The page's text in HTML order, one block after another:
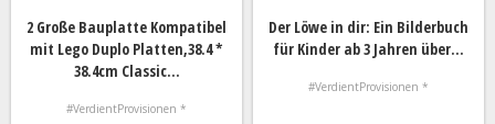
2 Große Bauplatte Kompatibel
mit Lego Duplo Platten,38.4 *
38.4cm Classic...
#VerdientProvisionen *
Der Löwe in dir: Ein Bilderbuch
für Kinder ab 3 Jahren über...
#VerdientProvisionen *